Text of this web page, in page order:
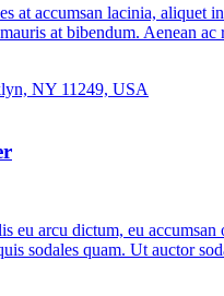
at accumsan lacinia, aliquet
at bibendum. Aenean ac
NY 11249, USA
eu arcu dictum, eu accumsan
sodales quam. Ut auctor